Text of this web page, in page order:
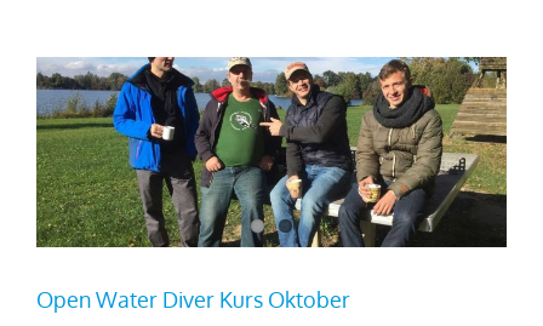
Open Water Diver Kurs Oktober